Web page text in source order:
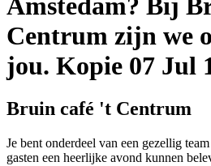
Centrum zijn we
jou. Kopie 07 Jul
Bruin café 't Centrum
Je bent onderdeel van een gezellig
gasten een heerlijke avond kunnen